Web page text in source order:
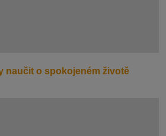
naučit o spokojeném životě